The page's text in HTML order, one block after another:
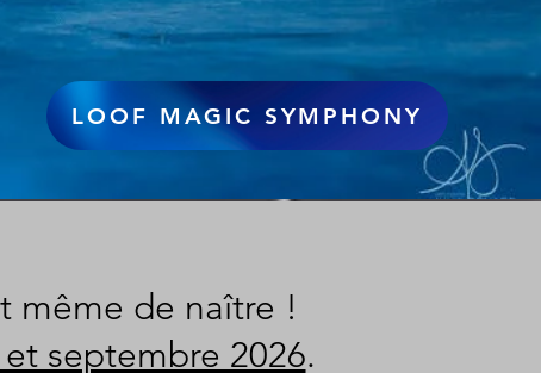
LOOF MAGIC SYMPHONY
même de naître !
septembre 2026.